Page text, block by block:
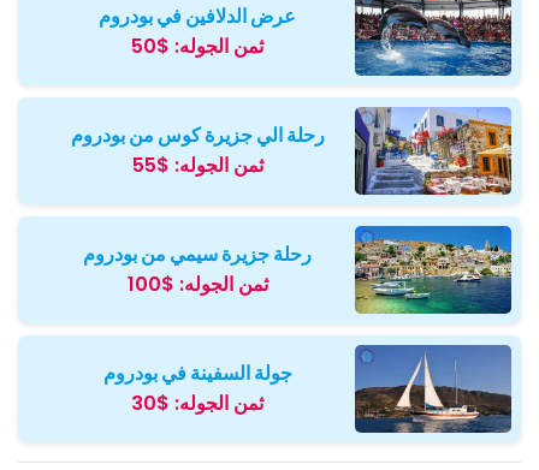
عرض الدلافين في بودروم
ثمن الجوله: $50
رحلة الي جزيرة كوس من بودروم
ثمن الجوله: $55
رحلة جزيرة سيمي من بودروم
ثمن الجوله: $100
جولة السفينة في بودروم
ثمن الجوله: $30